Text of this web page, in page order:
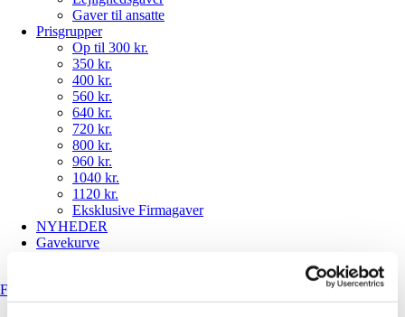
Gaver til ansatte
Prisgrupper
Op til 300 kr.
350 kr.
400 kr.
560 kr.
640 kr.
720 kr.
800 kr.
960 kr.
1040 kr.
1120 kr.
Eksklusive Firmagaver
NYHEDER
Gavekurve
Forside